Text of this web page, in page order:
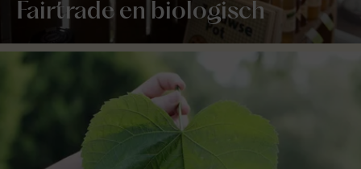
Fairtrade en biologisch